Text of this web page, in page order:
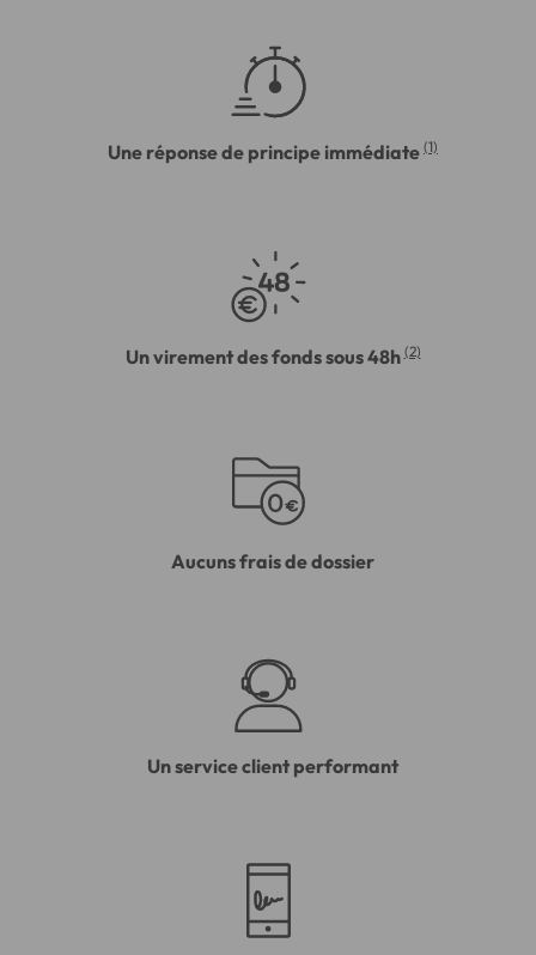
Une réponse de principe immédiate (1)
Un virement des fonds sous 48h (2)
Aucuns frais de dossier
Un service client performant